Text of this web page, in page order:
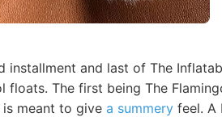
installment and last of The
The first being The
meant to give a summery feel. A